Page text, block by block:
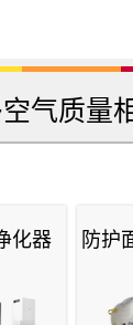
气质量
化器 防护